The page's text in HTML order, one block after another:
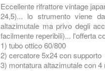
Eccellente rifrattore vintage
24,5)... lo strumento viene
altazimutale ma privo degli
facilmente reperibili)... l'offerta
1) tubo ottico 60/800
2) cercatore 5x24 con supporto
3) montatura altazimutale con 4